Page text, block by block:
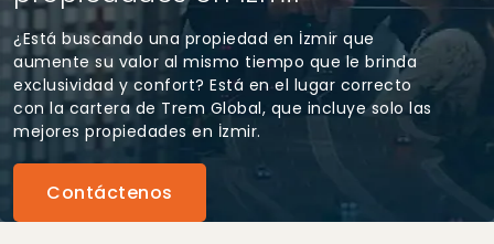
¿Está buscando una propiedad en İzmir que
aumente su valor al mismo tiempo que le brinda
exclusividad y confort? Está en el lugar correcto
con la cartera de Trem Global, que incluye solo las
mejores propiedades en İzmir.
Contáctenos